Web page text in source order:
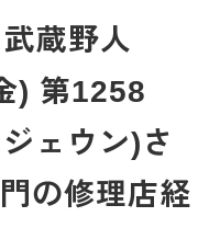
武蔵野人
) 第1258
ェウン)さ
の修理店経